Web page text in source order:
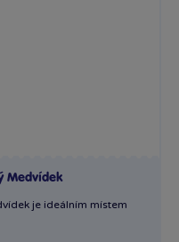
Medvídek
je ideálním místem